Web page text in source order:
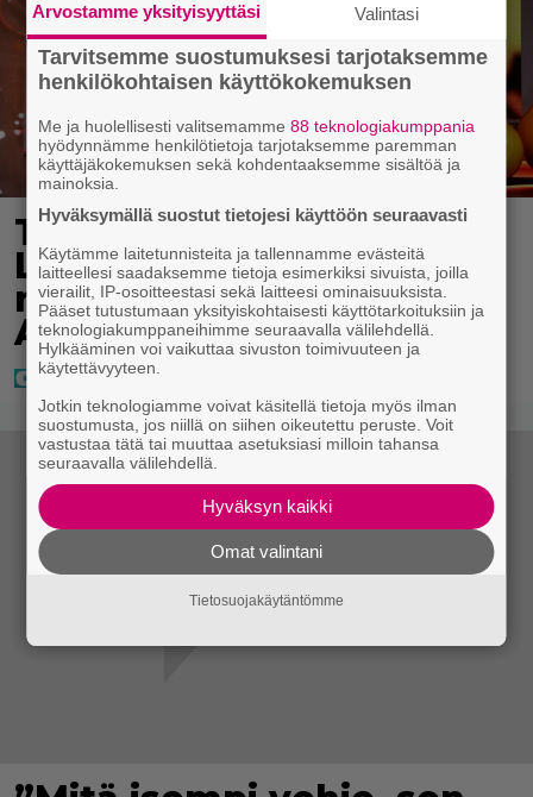
Täällä pelattiin lauantain
Loton ja Jokerin isot
rahat – Tokmannilla,
ABC:lla, netissä…
Arvostamme yksityisyyttäsi Valintasi
Tarvitsemme suostumuksesi tarjotaksemme
henkilökohtaisen käyttökokemuksen
Me ja huolellisesti valitsemamme88 teknologiakumppania
hyödynnämme henkilötietoja tarjotaksemme paremman
käyttäjäkokemuksen sekä kohdentaaksemme sisältöä ja
mainoksia.
Hyväksymällä suostut tietojesi käyttöön seuraavasti
Käytämme laitetunnisteita ja tallennamme evästeitä
laitteellesi saadaksemme tietoja esimerkiksi sivuista, joilla
vierailit, IP-osoitteestasi sekä laitteesi ominaisuuksista.
Pääset tutustumaan yksityiskohtaisesti käyttötarkoituksiin ja
teknologiakumppaneihimme seuraavalla välilehdellä.
Hylkääminen voi vaikuttaa sivuston toimivuuteen ja
käytettävyyteen.
Jotkin teknologiamme voivat käsitellä tietoja myös ilman
suostumusta, jos niillä on siihen oikeutettu peruste. Voit
vastustaa tätä tai muuttaa asetuksiasi milloin tahansa
seuraavalla välilehdellä.
Hyväksyn kaikki
Omat valintani
Tietosuojakäytäntömme